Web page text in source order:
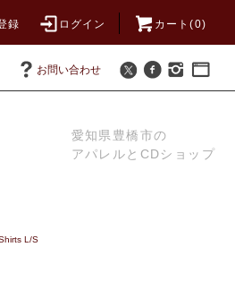
録 ログイン カート(0)
お問い合わせ
愛知県豊橋市の
アパレルとCDショップ
L/S